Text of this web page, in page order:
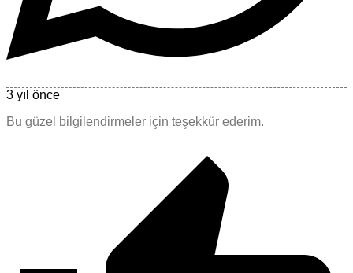
3 yıl önce
Bu güzel bilgilendirmeler için teşekkür ederim.